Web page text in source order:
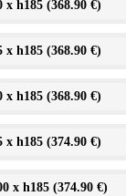
x h185 (368.90 €)
x h185 (368.90 €)
x h185 (368.90 €)
x h185 (374.90 €)
x h185 (374.90 €)